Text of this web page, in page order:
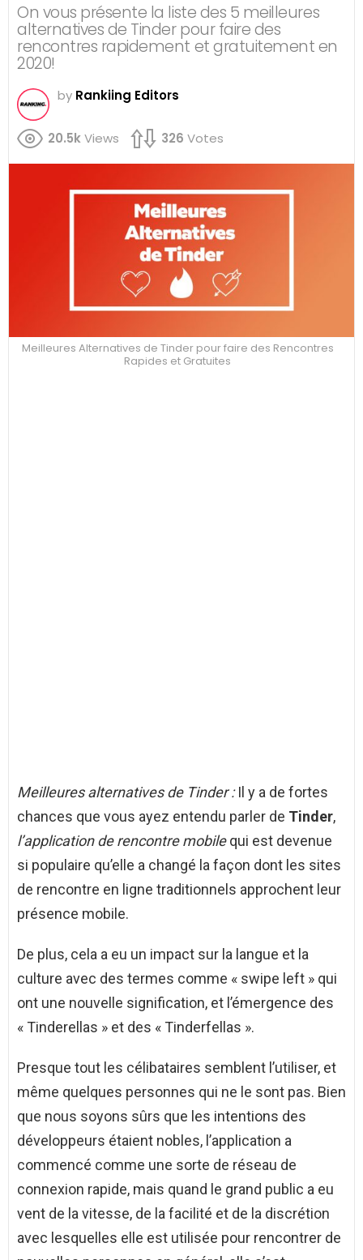
On vous présente la liste des 5 meilleures
alternatives de Tinder pour faire des
rencontres rapidement et gratuitement en
2020!
by Rankiing Editors
20.5kViews 326 Votes
Meilleures Alternatives de Tinder pour faire des Rencontres
Rapides et Gratuites
Meilleures alternatives de Tinder :Il y a de fortes
chances que vous ayez entendu parler de Tinder,
l’application de rencontre mobilequi est devenue
si populaire qu’elle a changé la façon dont les sites
de rencontre en ligne traditionnels approchent leur
présence mobile.
De plus, cela a eu un impact sur la langue et la
culture avec des termes comme « swipe left » qui
ont une nouvelle signification, et l’émergence des
« Tinderellas » et des « Tinderfellas ».
Presque tout les célibataires semblent l’utiliser, et
même quelques personnes qui ne le sont pas. Bien
que nous soyons sûrs que les intentions des
développeurs étaient nobles, l’application a
commencé comme une sorte de réseau de
connexion rapide, mais quand le grand public a eu
vent de la vitesse, de la facilité et de la discrétion
avec lesquelles elle est utilisée pour rencontrer de